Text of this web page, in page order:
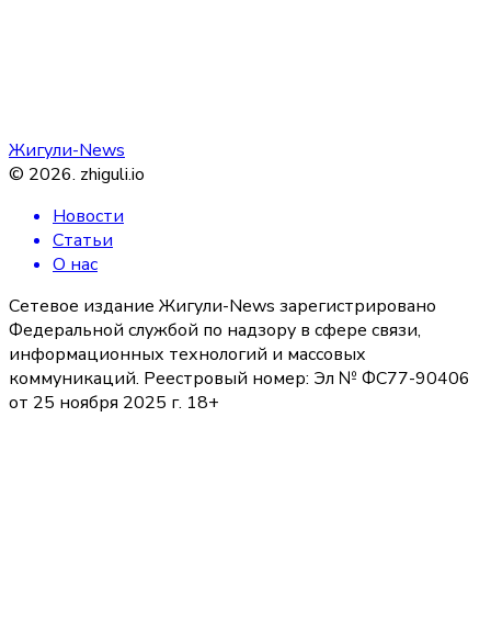
Жигули-News
© 2026. zhiguli.io
Новости
Статьи
О нас
Сетевое издание Жигули-News зарегистрировано
Федеральной службой по надзору в сфере связи,
информационных технологий и массовых
коммуникаций. Реестровый номер: Эл № ФС77-90406
от 25 ноября 2025 г. 18+